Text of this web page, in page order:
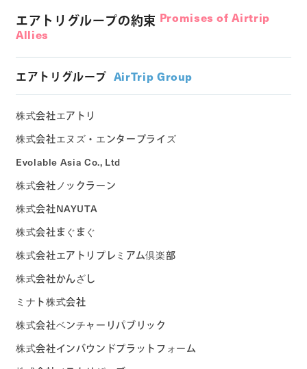
エアトリグループの約束 Promises of Airtrip
Allies
エアトリグループ AirTrip Group
株式会社エアトリ
株式会社エヌズ・エンタープライズ
Evolable Asia Co., Ltd
株式会社ノックラーン
株式会社NAYUTA
株式会社まぐまぐ
株式会社エアトリプレミアム倶楽部
株式会社かんざし
ミナト株式会社
株式会社ベンチャーリパブリック
株式会社インバウンドプラットフォーム